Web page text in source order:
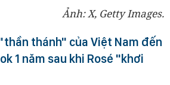
Ảnh: X, Getty Images.
thánh" của Việt Nam đến
1 năm sau khi Rosé "khơi